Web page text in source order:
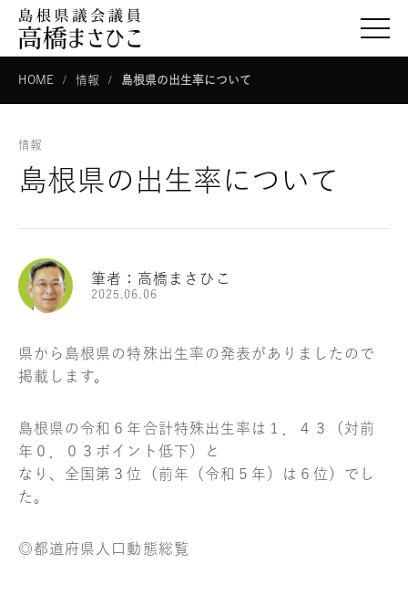
HOME 情報 島根県の出生率について
情報
島根県の出生率について
筆者：高橋まさひこ
2025.06.06
県から島根県の特殊出生率の発表がありましたので
掲載します。
島根県の令和６年合計特殊出生率は１．４３（対前
年０．０３ポイント低下）と
なり、全国第３位（前年（令和５年）は６位）でし
た。
◎都道府県人口動態総覧